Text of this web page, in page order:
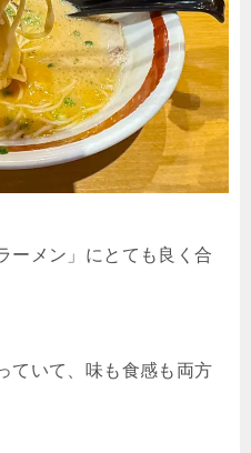
ーメン」にとても良く合
ていて、味も食感も両方